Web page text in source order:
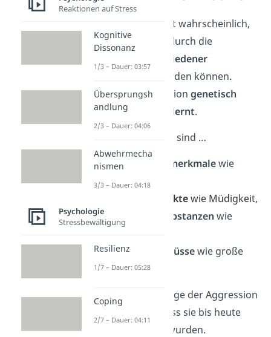
Aus heutiger Sicht ist wahrscheinlich,
dass Aggressionen durch die
verschiedener
erklärt werden können.
Teilweise ist Aggression genetisch
bedingt, teilweise
erlernt.
Zusätzliche Faktoren sind …
Persönlichkeitsmerkmalewie
Narzissmus,
psychische Aspektewie Müdigkeit,
verstärkende
Substanzen wie
undäußere Einflüssewie große
Hitze.
Die genauen Vorgänge der Aggression
, dass sie bis heute
nicht entschlüsselt wurden.
Reaktionen auf Stress
Kognitive
Dissonanz
1/3 – Dauer: 03:57
Übersprungsh
andlung
2/3 – Dauer: 04:06
Abwehrmecha
nismen
3/3 – Dauer: 04:18
Psychologie
Stressbewältigung
Resilienz
1/7 – Dauer: 05:28
Coping
2/7 – Dauer: 04:11